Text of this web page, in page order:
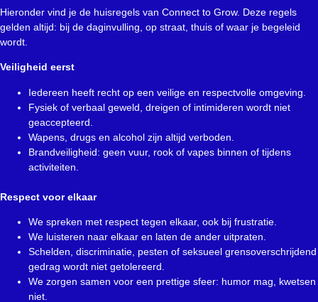
Hieronder vind je de huisregels van Connect to Grow. Deze regels
gelden altijd: bij de daginvulling, op straat, thuis of waar je begeleid
wordt.
Veiligheid eerst
Iedereen heeft recht op een veilige en respectvolle omgeving.
Fysiek of verbaal geweld, dreigen of intimideren wordt niet
geaccepteerd.
Wapens, drugs en alcohol zijn altijd verboden.
Brandveiligheid: geen vuur, rook of vapes binnen of tijdens
activiteiten.
Respect voor elkaar
We spreken met respect tegen elkaar, ook bij frustratie.
We luisteren naar elkaar en laten de ander uitpraten.
Schelden, discriminatie, pesten of seksueel grensoverschrijdend
gedrag wordt niet getolereerd.
We zorgen samen voor een prettige sfeer: humor mag, kwetsen
niet.